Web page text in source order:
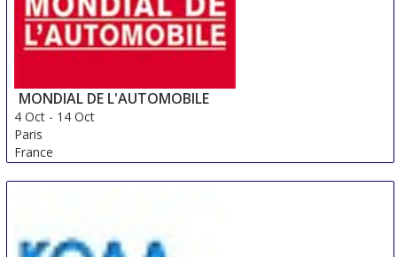
MONDIAL DE L'AUTOMOBILE
4 Oct - 14 Oct
Paris
France